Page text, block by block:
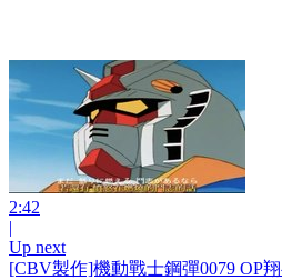
2:42
|
Up next
[CBV製作]機動戰士鋼彈0079 OP